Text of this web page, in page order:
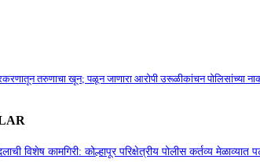
तरुणाचा खून; पळून जाणारा आरोपी उरूळीकांचन पोलिसांच्या
विशेष कामगिरी: कोल्हापूर परिक्षेत्रीय पोलीस कर्तव्य